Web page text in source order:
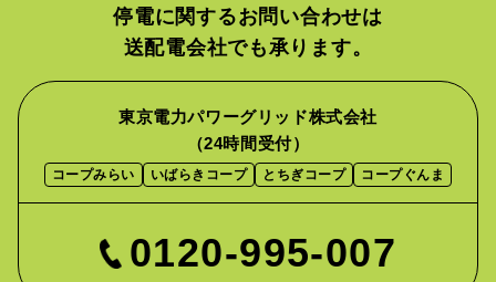
停電に関するお問い合わせは
送配電会社でも承ります。
東京電力パワーグリッド株式会社
（24時間受付）
コープみらい いばらきコープ とちぎコープ コープぐんま
0120-995-007